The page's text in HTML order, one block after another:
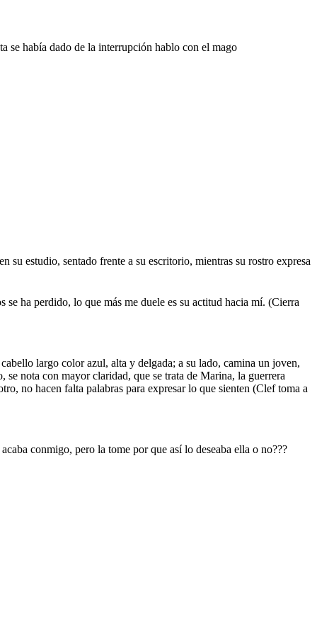
se había dado de la interrupción hablo con el mago
su estudio, sentado frente a su escritorio, mientras su rostro expresa
ha perdido, lo que más me duele es su actitud hacia mí. (Cierra
largo color azul, alta y delgada; a su lado, camina un joven,
nota con mayor claridad, que se trata de Marina, la guerrera
no hacen falta palabras para expresar lo que sienten (Clef toma a
conmigo, pero la tome por que así lo deseaba ella o no???